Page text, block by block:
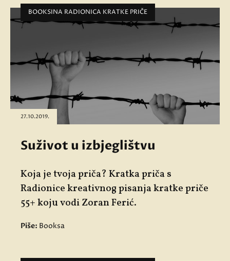
BOOKSINA RADIONICA KRATKE PRIČE
27.10.2019.
Suživot u izbjeglištvu
Koja je tvoja priča? Kratka priča s
Radionice kreativnog pisanja kratke priče
55+ koju vodi Zoran Ferić.
Piše: Booksa